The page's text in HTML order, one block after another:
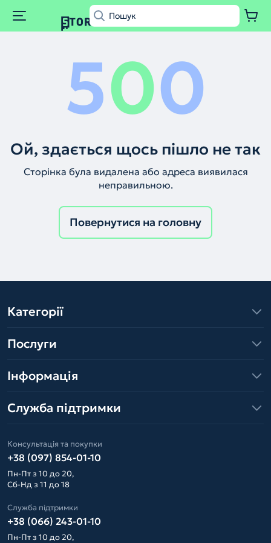
500
Ой, здається щось пішло не так
Сторінка була видалена або адреса виявилася
неправильною.
Повернутися на головну
Категорії
Послуги
Інформація
Служба підтримки
Консультація та покупки
+38 (097) 854-01-10
Пн-Пт з 10 до 20,
Сб-Нд з 11 до 18
Служба підтримки
+38 (066) 243-01-10
Пн-Пт з 10 до 20,